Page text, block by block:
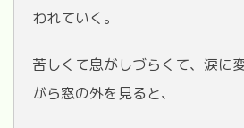
われていく。
苦しくて息がしづらくて、涙に
がら窓の外を見ると、